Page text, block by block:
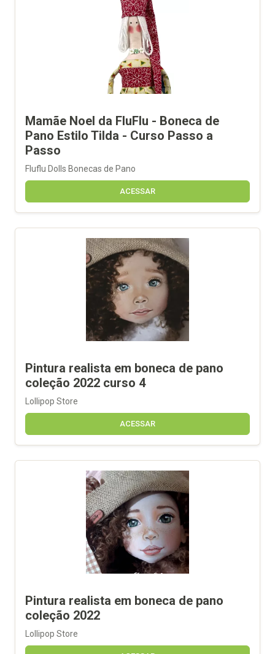
Mamãe Noel da FluFlu - Boneca de
Pano Estilo Tilda - Curso Passo a
Passo
Fluflu Dolls Bonecas de Pano
ACESSAR
Pintura realista em boneca de pano
coleção 2022 curso 4
Lollipop Store
ACESSAR
Pintura realista em boneca de pano
coleção 2022
Lollipop Store